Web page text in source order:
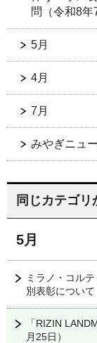
問（令和8年
5月
4月
7月
みやぎニュ
同じカテゴリ
5月
ミラノ・コル
別表彰について
「RIZIN
月25日）